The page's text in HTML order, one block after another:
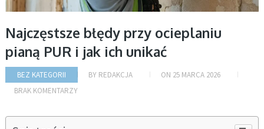
Najczęstsze błędy przy ocieplaniu
pianą PUR i jak ich unikać
BEZ KATEGORII BY REDAKCJA ON 25 MARCA 2026
BRAK KOMENTARZY